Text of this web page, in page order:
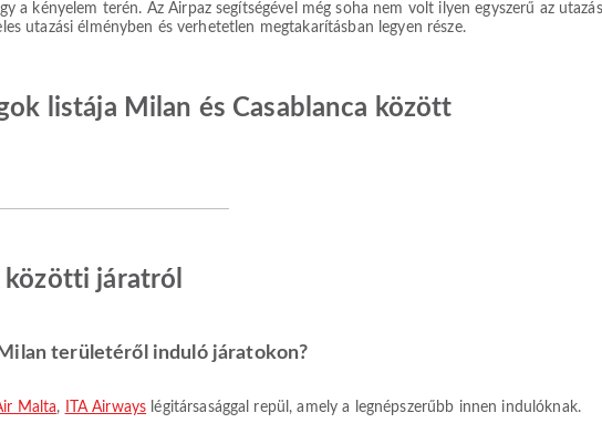
a kényelem terén. Az Airpaz segítségével még soha nem volt ilyen egyszerű az
utazási élményben és verhetetlen megtakarításban legyen része.
listája Milan és Casablanca között
közötti járatról
területéről induló járatokon?
Malta, ITA Airways légitársasággal repül, amely a legnépszerűbb innen indulóknak.